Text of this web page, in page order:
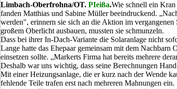
Limbach-Oberfrohna/OT. PIeißa.Wie schnell ein Kran
fanden Matthias und Sabine Müller beeindruckend.
werden", erinnern sie sich an die Aktion im
großem Oberlicht ausbauen, mussten sie schmunzeln.
Dass bei ihrer In-Dach-Variante die Solaranlage nicht
Lange hatte das Ehepaar gemeinsam mit dem
einsetzen sollte. „Markerts Firma hat bereits mehrere
Deshalb war uns wichtig, dass seine Berechnungen
Mit einer Heizungsanlage, die er kurz nach der Wende
fehlende Teile trafen erst nach mehreren Mahnungen